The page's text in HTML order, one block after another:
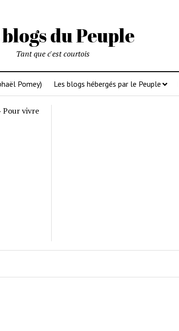
du Peuple
Tant que c'est courtois
Pomey) Les blogs hébergés par le Peuple
Pour vivre